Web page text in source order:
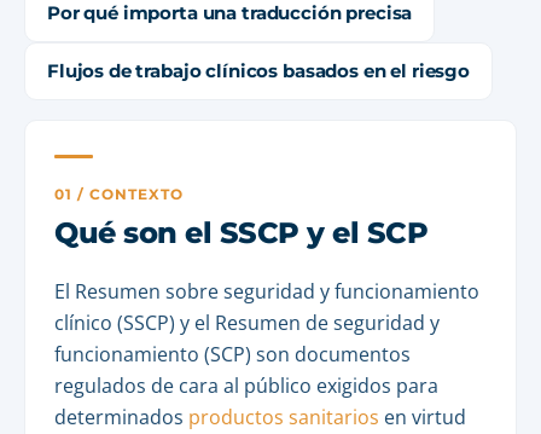
Por qué importa una traducción precisa
Flujos de trabajo clínicos basados en el riesgo
01 / CONTEXTO
Qué son el SSCP y el SCP
El Resumen sobre seguridad y funcionamiento
clínico (SSCP) y el Resumen de seguridad y
funcionamiento (SCP) son documentos
regulados de cara al público exigidos para
determinados productos sanitarios en virtud